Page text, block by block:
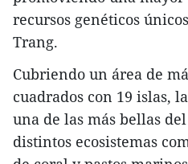
recursos genéticos
Trang.
Cubriendo un área de
cuadrados con 19 islas,
una de las más bellas
distintos ecosistemas